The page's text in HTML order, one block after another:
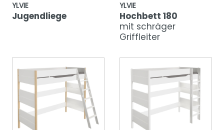
YLVIE
Jugendliege
YLVIE
Hochbett 180
mit schräger
Griffleiter